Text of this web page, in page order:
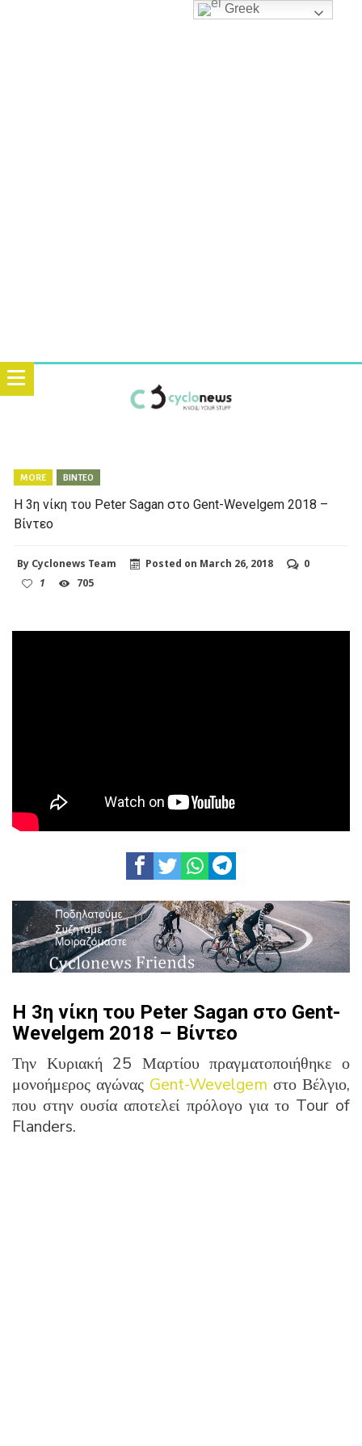
MORE ΒΙΝΤΕΟ
Η 3η νίκη του Peter Sagan στο Gent-Wevelgem 2018 –
Βίντεο
By Cyclonews Team Posted on March 26, 2018
0
1
705
Η 3η νίκη του Peter Sagan στο Gent-
Wevelgem 2018 – Βίντεο
Την Κυριακή 25 Μαρτίου πραγματοποιήθηκε ο
μονοήμερος αγώνας Gent-Wevelgem στο Βέλγιο,
που στην ουσία αποτελεί πρόλογο για το Tour of
Flanders.
Greek